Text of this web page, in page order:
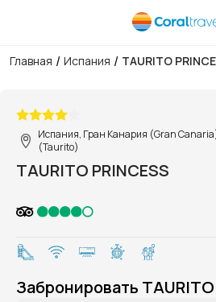
Главная / Испания / TAURITO
Испания, Гран Канария (Gran
(Taurito)
TAURITO PRINCESS
Забронировать TAURITO